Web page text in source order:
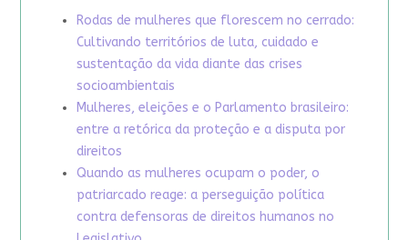
Rodas de mulheres que florescem no cerrado:
Cultivando territórios de luta, cuidado e
sustentação da vida diante das crises
socioambientais
Mulheres, eleições e o Parlamento brasileiro:
entre a retórica da proteção e a disputa por
direitos
Quando as mulheres ocupam o poder, o
patriarcado reage: a perseguição política
contra defensoras de direitos humanos no